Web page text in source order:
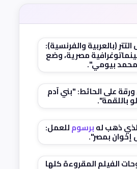
(بالعربية والفرنسية):
مصرية، وضع
بيومي".
على الحائط: "بني آدم
باللقمة".
ذهب لهبرسومللعمل:
بمصر".
الفيلم المقروءة كلها